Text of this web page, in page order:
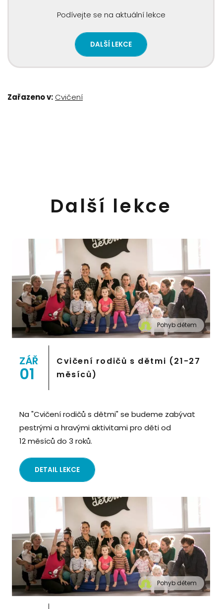
Podívejte se na aktuální lekce
DALŠÍ LEKCE
Zařazeno v: Cvičení
Další lekce
" alt="Cvičení pro děti "Pohyb dětem", Praha 2,
Prostor 8">
Pohyb dětem
ZÁŘ
01
Cvičení rodičů s dětmi (21-27
měsíců)
Na "Cvičení rodičů s dětmi" se budeme zabývat
pestrými a hravými aktivitami pro děti od
12 měsíců do 3 roků.
DETAIL LEKCE
" alt="Cvičení pro děti "Pohyb dětem", Praha 2,
Pohyb dětem